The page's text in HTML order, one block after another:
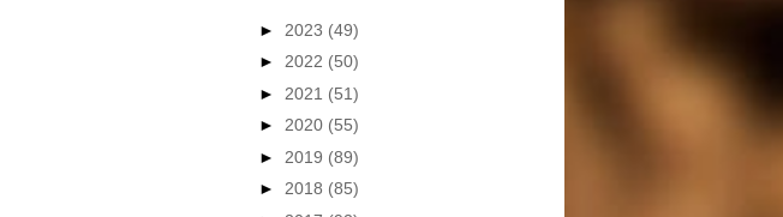
► 2023 (49)
► 2022 (50)
► 2021 (51)
► 2020 (55)
► 2019 (89)
► 2018 (85)